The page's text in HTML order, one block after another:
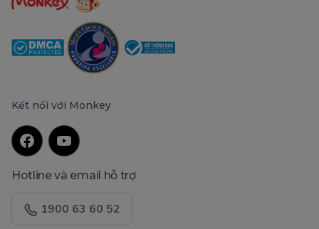
Kết nối với Monkey
Hotline và email hỗ trợ
1900 63 60 52